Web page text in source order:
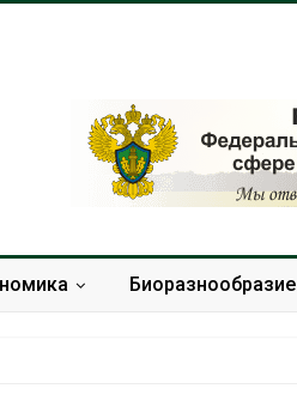
Биоразнообразие